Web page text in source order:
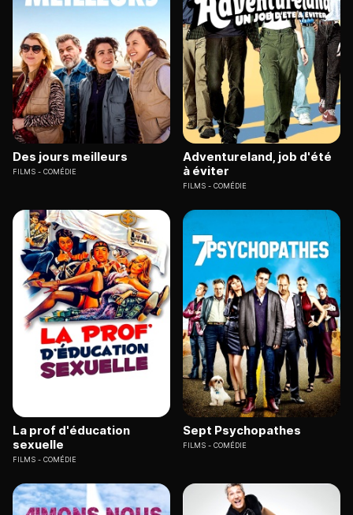
Des jours meilleurs
FILMS COMÉDIE
Adventureland, job d'été
à éviter
FILMS COMÉDIE
La prof d'éducation
sexuelle
FILMS COMÉDIE
Sept Psychopathes
FILMS COMÉDIE